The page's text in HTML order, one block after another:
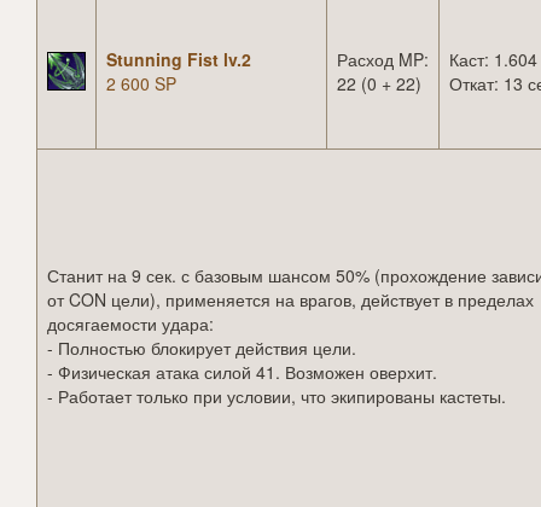
Stunning Fist lv.2
2 600 SP
Расход MP:
22 (0 + 22)
Каст: 1.604
Откат: 13
Станит на 9 сек. с базовым шансом 50% (прохождение
от CON цели), применяется на врагов, действует в пределах
досягаемости удара:
- Полностью блокирует действия цели.
- Физическая атака силой 41. Возможен оверхит.
- Работает только при условии, что экипированы кастеты.